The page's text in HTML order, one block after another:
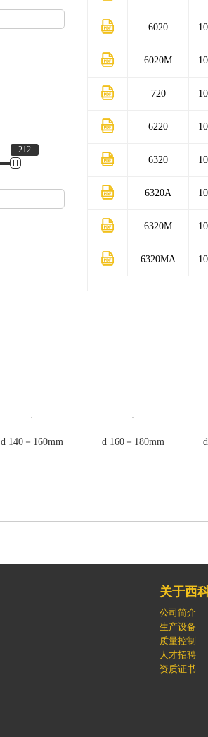
212
6020
6020M
720
6220
6320
6320A
6320M
6320MA
d 140－160mm d 160－180mm
关于西
公司简介
生产设备
质量控制
人才招聘
资质证书